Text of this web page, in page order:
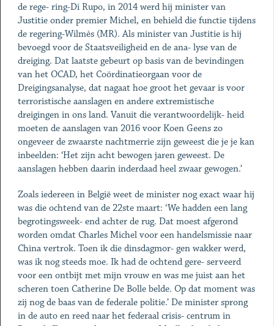
de rege- ring-Di Rupo, in 2014 werd hij minister van
Justitie onder premier Michel, en behield die functie tijdens
de regering-Wilmès (MR). Als minister van Justitie is hij
bevoegd voor de Staatsveiligheid en de ana- lyse van de
dreiging. Dat laatste gebeurt op basis van de bevindingen
van het OCAD, het Coördinatieorgaan voor de
Dreigingsanalyse, dat nagaat hoe groot het gevaar is voor
terroristische aanslagen en andere extremistische
dreigingen in ons land. Vanuit die verantwoordelijk- heid
moeten de aanslagen van 2016 voor Koen Geens zo
ongeveer de zwaarste nachtmerrie zijn geweest die je je kan
inbeelden: ‘Het zijn acht bewogen jaren geweest. De
aanslagen hebben daarin inderdaad heel zwaar gewogen.’
Zoals iedereen in België weet de minister nog exact waar hij
was die ochtend van de 22ste maart: ‘We hadden een lang
begrotingsweek- end achter de rug. Dat moest afgerond
worden omdat Charles Michel voor een handelsmissie naar
China vertrok. Toen ik die dinsdagmor- gen wakker werd,
was ik nog steeds moe. Ik had de ochtend gere- serveerd
voor een ontbijt met mijn vrouw en was me juist aan het
scheren toen Catherine De Bolle belde. Op dat moment was
zij nog de baas van de federale politie.’ De minister sprong
in de auto en reed naar het federaal crisis- centrum in